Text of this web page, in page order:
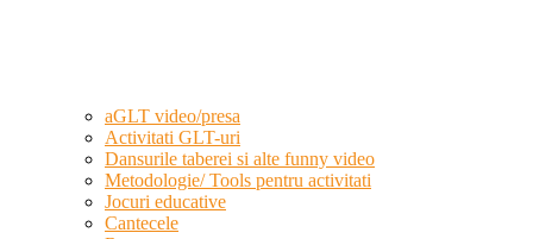
aGLT video/presa
Activitati GLT-uri
Dansurile taberei si alte funny video
Metodologie/ Tools pentru activitati
Jocuri educative
Cantecele